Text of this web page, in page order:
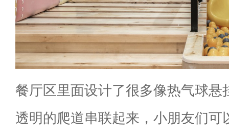
餐厅区里面设计了很多像热气球悬
透明的爬道串联起来，小朋友们可